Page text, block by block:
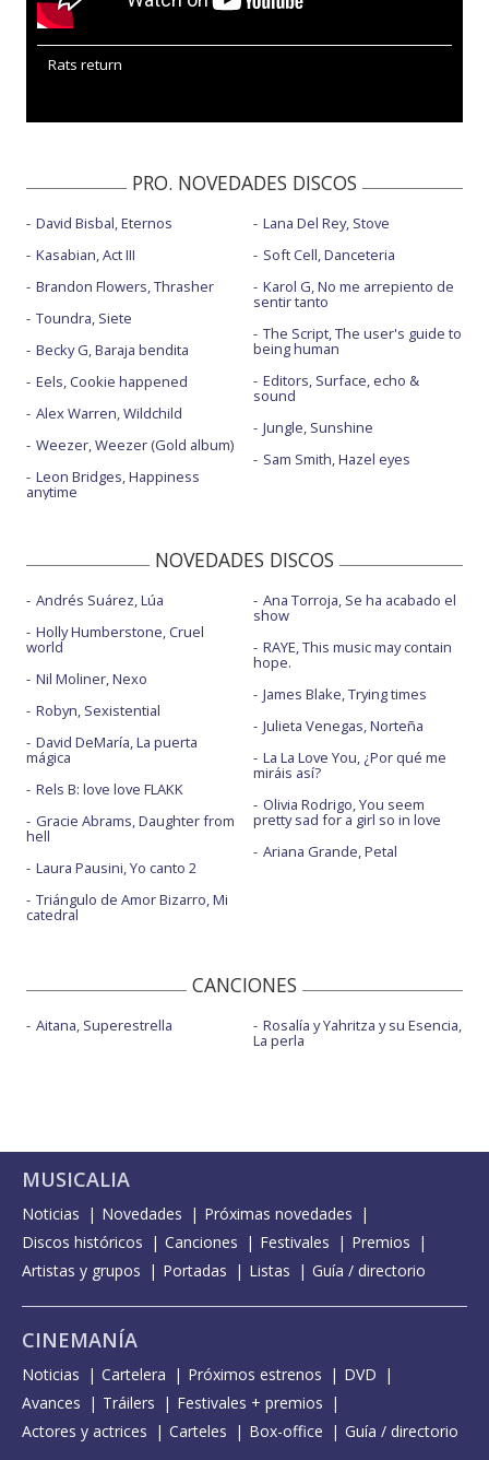
Rats return
PRO. NOVEDADES DISCOS
David Bisbal, Eternos
Kasabian, Act III
Brandon Flowers, Thrasher
Toundra, Siete
Becky G, Baraja bendita
Eels, Cookie happened
Alex Warren, Wildchild
Weezer, Weezer (Gold album)
Leon Bridges, Happiness
anytime
Lana Del Rey, Stove
Soft Cell, Danceteria
Karol G, No me arrepiento de
sentir tanto
The Script, The user's guide to
being human
Editors, Surface, echo &
sound
Jungle, Sunshine
Sam Smith, Hazel eyes
NOVEDADES DISCOS
Andrés Suárez, Lúa
Holly Humberstone, Cruel
world
Nil Moliner, Nexo
Robyn, Sexistential
David DeMaría, La puerta
mágica
Rels B: love love FLAKK
Gracie Abrams, Daughter from
hell
Laura Pausini, Yo canto 2
Triángulo de Amor Bizarro, Mi
catedral
Ana Torroja, Se ha acabado el
show
RAYE, This music may contain
hope.
James Blake, Trying times
Julieta Venegas, Norteña
La La Love You, ¿Por qué me
miráis así?
Olivia Rodrigo, You seem
pretty sad for a girl so in love
Ariana Grande, Petal
CANCIONES
Aitana, Superestrella Rosalía y Yahritza y su Esencia,
La perla
MUSICALIA
Noticias Novedades
Próximas novedades
Discos históricos
Canciones Festivales
Premios
Artistas y grupos
Portadas Listas Guía / directorio
CINEMANÍA
Noticias Cartelera Próximos estrenos
DVD
Avances
Tráilers
Festivales + premios
Actores y actrices
Carteles Box-office Guía / directorio